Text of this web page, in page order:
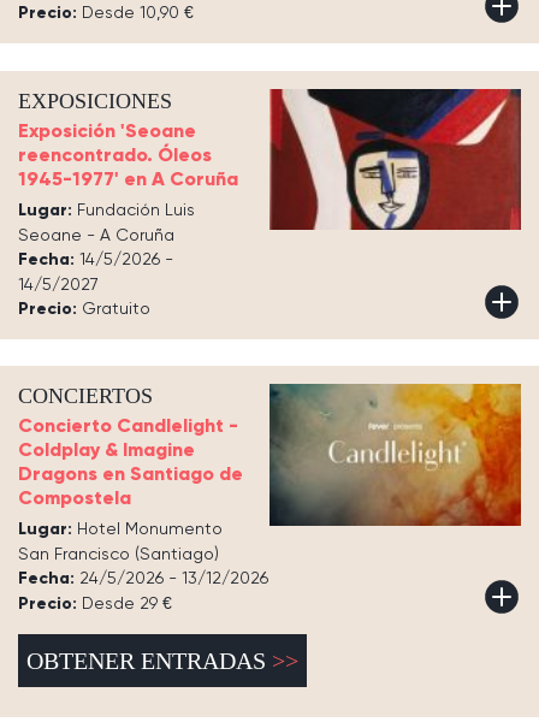
Precio: Desde 10,90 €
EXPOSICIONES
Exposición 'Seoane
reencontrado. Óleos
1945-1977' en A Coruña
Lugar: Fundación Luis
Seoane - A Coruña
Fecha: 14/5/2026 -
14/5/2027
Precio: Gratuito
CONCIERTOS
Concierto Candlelight -
Coldplay & Imagine
Dragons en Santiago de
Compostela
Lugar: Hotel Monumento
San Francisco (Santiago)
Fecha: 24/5/2026 - 13/12/2026
Precio: Desde 29 €
OBTENER ENTRADAS